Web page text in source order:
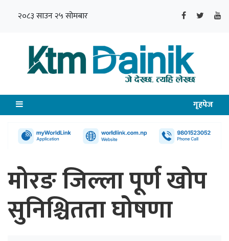
२०८३ साउन २५ सोमबार
गृहपेज
मोरङ जिल्ला पूर्ण खोप
सुनिश्चितता घोषणा